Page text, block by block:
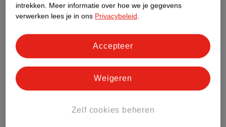
ANDEREN KOCHTEN OOK
6.
intrekken. Meer informatie over hoe we je gegevens
verwerken lees je in ons Privacybeleid.
Zelf cookies beheren
Weigeren
Accepteer